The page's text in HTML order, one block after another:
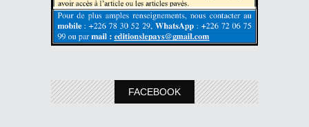
FACEBOOK